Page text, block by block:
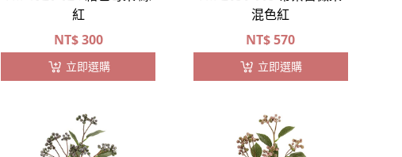
紅
NT$300
立即選購
混色紅
NT$570
立即選購